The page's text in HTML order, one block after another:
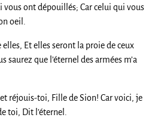
vous ont dépouillés; Car celui qui vous
oeil.
Et elles seront la proie de ceux
saurez que l’éternel des armées m’a
et réjouis-toi, Fille de Sion! Car voici, je
toi, Dit l’éternel.